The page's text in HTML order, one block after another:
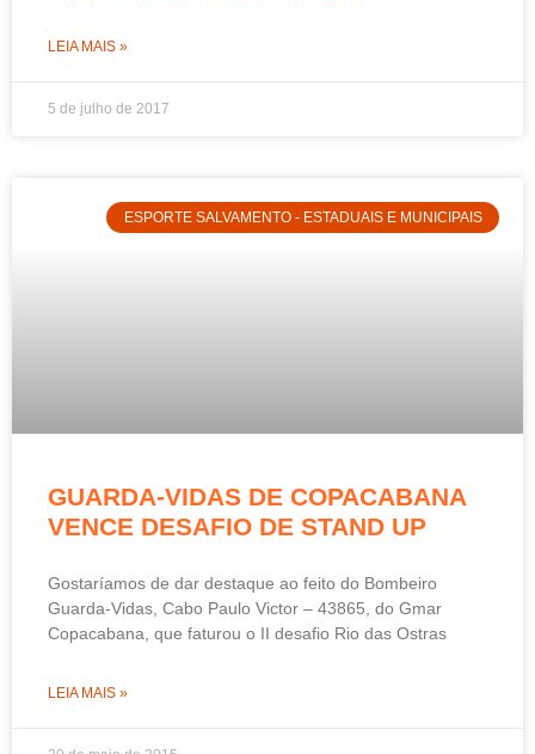
LEIA MAIS »
5 de julho de 2017
ESPORTE SALVAMENTO - ESTADUAIS E MUNICIPAIS
GUARDA-VIDAS DE COPACABANA
VENCE DESAFIO DE STAND UP
Gostaríamos de dar destaque ao feito do Bombeiro
Guarda-Vidas, Cabo Paulo Victor – 43865, do Gmar
Copacabana, que faturou o II desafio Rio das Ostras
LEIA MAIS »